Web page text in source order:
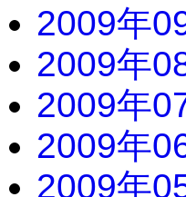
2009年
2009年
2009年
2009年
2009年